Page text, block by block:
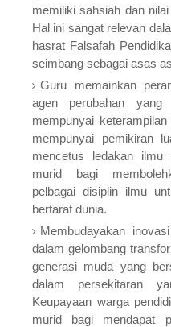
memiliki sahsiah dan
Hal ini sangat relevan
hasrat Falsafah
seimbang sebagai asas
Guru memainkan
agen perubahan
mempunyai
mempunyai pemikiran
mencetus ledakan ilmu
murid bagi
pelbagai disiplin ilmu
bertaraf dunia.
Membudayakan
dalam gelombang
generasi muda yang
dalam persekitaran
Keupayaan warga
murid bagi mendapat